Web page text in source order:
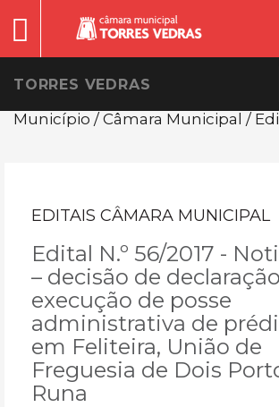
TORRES VEDRAS
Município / Câmara Municipal /
EDITAIS CÂMARA MUNICIPAL
Edital N.º 56/2017 -
– decisão de
execução de posse
administrativa de
em Feliteira, União de
Freguesia de Dois
Runa